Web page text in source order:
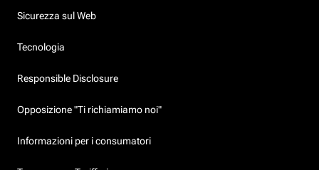
Sicurezza sul Web
Tecnologia
Responsible Disclosure
Opposizione "Ti richiamiamo noi"
Informazioni per i consumatori